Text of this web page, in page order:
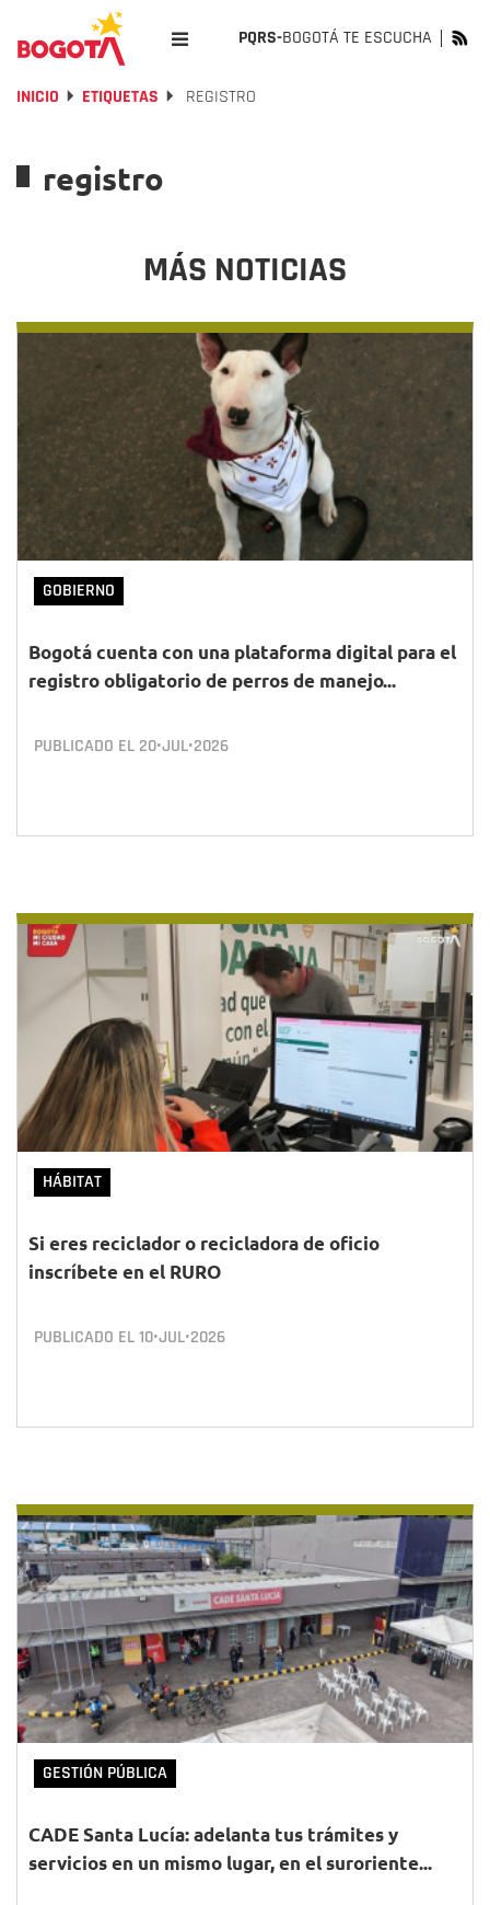
PQRS-BOGOTÁ TE ESCUCHA
INICIO ETIQUETAS REGISTRO
registro
MÁS NOTICIAS
GOBIERNO
Bogotá cuenta con una plataforma digital para el
registro obligatorio de perros de manejo...
PUBLICADO EL 20•JUL•2026
HÁBITAT
Si eres reciclador o recicladora de oficio
inscríbete en el RURO
PUBLICADO EL10•JUL•2026
GESTIÓN PÚBLICA
CADE Santa Lucía: adelanta tus trámites y
servicios en un mismo lugar, en el suroriente...